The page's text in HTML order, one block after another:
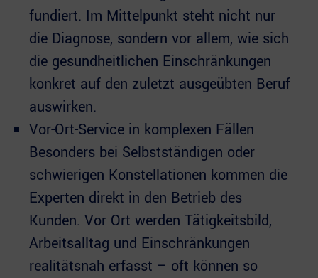
fundiert. Im Mittelpunkt steht nicht nur
die Diagnose, sondern vor allem, wie sich
die gesundheitlichen Einschränkungen
konkret auf den zuletzt ausgeübten Beruf
auswirken.
Vor-Ort-Service in komplexen Fällen
Besonders bei Selbstständigen oder
schwierigen Konstellationen kommen die
Experten direkt in den Betrieb des
Kunden. Vor Ort werden Tätigkeitsbild,
Arbeitsalltag und Einschränkungen
realitätsnah erfasst – oft können so